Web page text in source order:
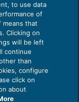
to use data
of
means that
Clicking on
will be left
continue
than
configure
click on
about